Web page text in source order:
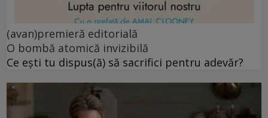
(avan)premieră editorială
O bombă atomică invizibilă
Ce ești tu dispus(ă) să sacrifici pentru adevăr?